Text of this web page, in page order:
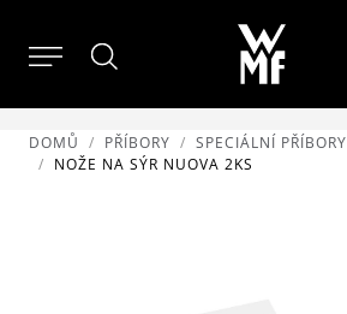
DOMŮ PŘÍBORY
SPECIÁLNÍ PŘÍBORY
NOŽE NA SÝR NUOVA 2KS